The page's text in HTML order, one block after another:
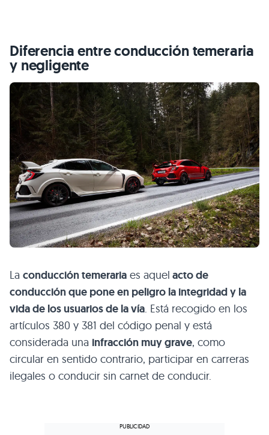
Diferencia entre conducción temeraria
y negligente
La conducción temeraria es aquel acto de
conducción que pone en peligro la integridad y la
vida de los usuarios de la vía . Está recogido en los
artículos 380 y 381 del código penal y está
considerada una infracción muy grave, como
circular en sentido contrario, participar en carreras
ilegales o conducir sin carnet de conducir.